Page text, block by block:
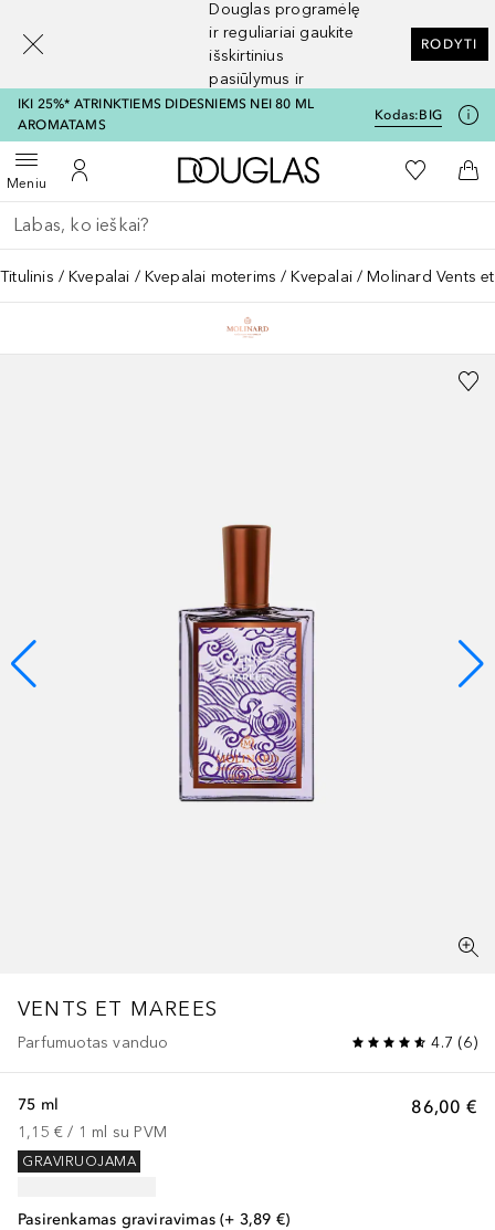
Douglas programėlę
ir reguliariai gaukite
išskirtinius
pasiūlymus ir
nuolaidas
RODYTI
IKI 25%* ATRINKTIEMS DIDESNIEMS NEI 80 ML
AROMATAMS
Kodas:BIG
MeniuAtidaryti meniuĮ mano paskyrą
Į Douglas pagrindinį
Į mano
Į
Grįžk atgal
Vykdykite paiešką
Titulinis Kvepalai Kvepalai moterims Kvepalai Molinard Vents
VENTS ET MAREES
Parfumuotas vanduo 4.7 (6)
86,00 €
75 ml
1,15 € / 1 ml su PVM
GRAVIRUOJAMA
Pasirenkamas graviravimas (+ 3,89 €)
[navigation.slideout.screenreader]